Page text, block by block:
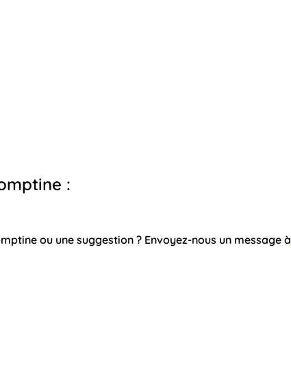
:
ou une suggestion ? Envoyez-nous un message à